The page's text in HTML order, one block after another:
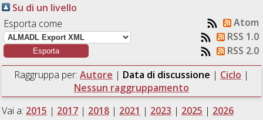
Su di un livello
Esporta come
Atom
RSS 1.0
RSS 2.0
Raggruppa per: Autore | Data di discussione | Ciclo |
Nessun raggruppamento
Vai a: 2015 | 2017 | 2018 | 2021 | 2023 | 2025 | 2026